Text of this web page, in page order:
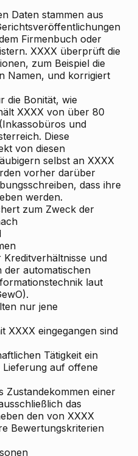
Daten stammen aus
Firmenbuch oder
XXXX überprüft die
zum Beispiel die
Namen, und korrigiert
die Bonität, wie
XXXX von über 80
und
Diese
von diesen
selbst an XXXX
vorher darüber
dass ihre
werden.
zum Zweck der
Kreditverhältnisse und
der automatischen
laut
nur jene
XXXX eingegangen sind
Tätigkeit ein
Lieferung auf offene
Zustandekommen einer
das
den von XXXX
Bewertungskriterien